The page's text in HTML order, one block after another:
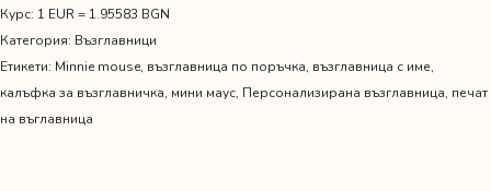
с
таралеж
и
име
Курс: 1 EUR = 1.95583 BGN
Категория: Възглавници
Етикети: Minnie mouse, възглавница по поръчка, възглавница с име,
калъфка за възглавничка, мини маус, Персонализирана възглавница, печат
на въглавница